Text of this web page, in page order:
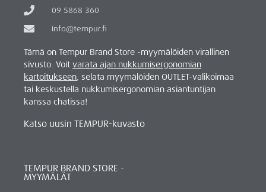
09 5868 360
info@tempur.fi
Tämä on Tempur Brand Store -myymälöiden virallinen
sivusto. Voit varata ajan nukkumisergonomian
kartoitukseen, selata myymälöiden OUTLET-valikoimaa
tai keskustella nukkumisergonomian asiantuntijan
kanssa chatissa!
Katso uusin TEMPUR-kuvasto
TEMPUR BRAND STORE -
MYYMÄLÄT